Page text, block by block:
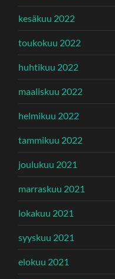
kesäkuu 2022
toukokuu 2022
huhtikuu 2022
maaliskuu 2022
helmikuu 2022
tammikuu 2022
joulukuu 2021
marraskuu 2021
lokakuu 2021
syyskuu 2021
elokuu 2021